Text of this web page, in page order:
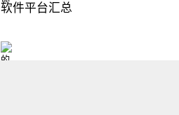
软件平台汇总